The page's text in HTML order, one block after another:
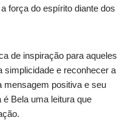
força do espírito diante dos
de inspiração para aqueles
simplicidade e reconhecer a
mensagem positiva e seu
Bela uma leitura que